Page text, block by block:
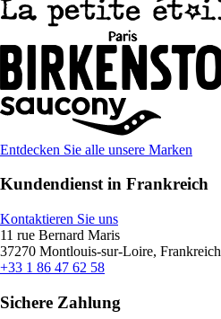
Entdecken Sie alle unsere Marken
Kundendienst in Frankreich
Kontaktieren Sie uns
11 rue Bernard Maris
37270 Montlouis-sur-Loire, Frankreich
+33 1 86 47 62 58
Sichere Zahlung